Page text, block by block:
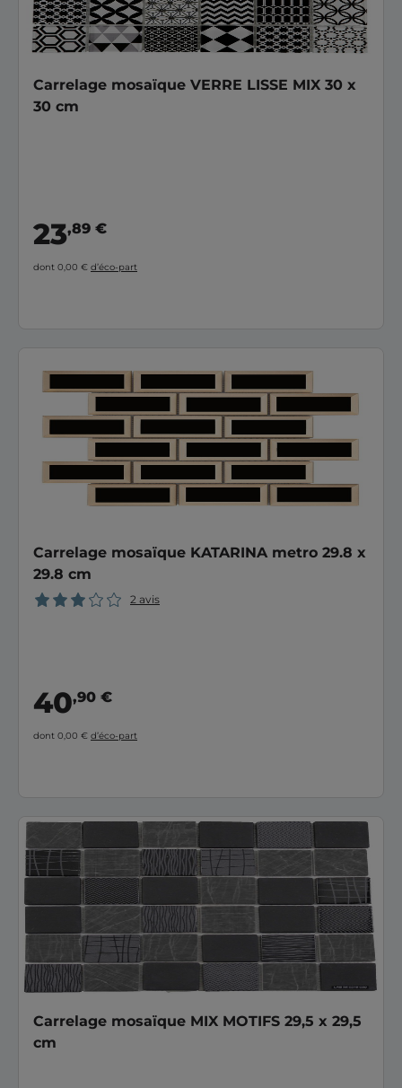
Carrelage mosaïque VERRE LISSE MIX 30 x
30 cm
23,89 €
dont 0,00 € d’éco-part
Carrelage mosaïque KATARINA metro 29.8 x
29.8 cm
2 avis
40,90 €
dont 0,00 € d’éco-part
Carrelage mosaïque MIX MOTIFS 29,5 x 29,5
cm